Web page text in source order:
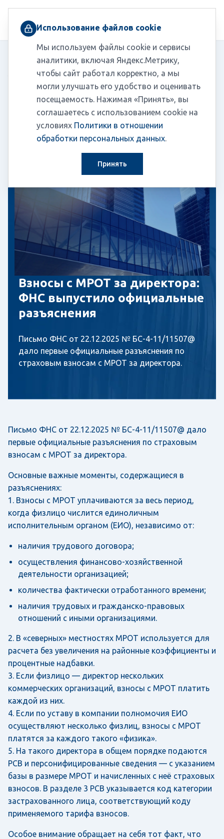
Пресс-центр/ Новости
Взносы с МРОТ за директора: ФНС выпустило
официальные разъяснения
Новости 25.12.2025
Взносы с МРОТ за директора:
ФНС выпустило официальные
разъяснения
Письмо ФНС от 22.12.2025 № БС-4-11/11507@
дало первые официальные разъяснения по
страховым взносам с МРОТ за директора.
Письмо ФНС от 22.12.2025 № БС-4-11/11507@ дало
первые официальные разъяснения по страховым
взносам с МРОТ за директора.
Основные важные моменты, содержащиеся в
разъяснениях:
1. Взносы с МРОТ уплачиваются за весь период,
когда физлицо числится единоличным
исполнительным органом (ЕИО), независимо от:
наличия трудового договора;
осуществления финансово-хозяйственной
деятельности организацией;
количества фактически отработанного времени;
наличия трудовых и гражданско-правовых
отношений с иными организациями.
2. В «северных» местностях МРОТ используется для
расчета без увеличения на районные коэффициенты и
процентные надбавки.
3. Если физлицо — директор нескольких
коммерческих организаций, взносы с МРОТ платить
каждой из них.
4. Если по уставу в компании полномочия ЕИО
осуществляют несколько физлиц, взносы с МРОТ
платятся за каждого такого «физика».
5. На такого директора в общем порядке подаются
РСВ и персонифицированные сведения — с указанием
базы в размере МРОТ и начисленных с неё страховых
взносов. В разделе 3 РСВ указывается код категории
застрахованного лица, соответствующий коду
применяемого тарифа взносов.
Особое внимание обращает на себя тот факт, что
Использование файлов cookie
Мы используем файлы cookie и сервисы
аналитики, включая Яндекс.Метрику,
чтобы сайт работал корректно, а мы
могли улучшать его удобство и оценивать
посещаемость. Нажимая «Принять», вы
соглашаетесь с использованием cookie на
условиях Политики в отношении
обработки персональных данных.
Принять